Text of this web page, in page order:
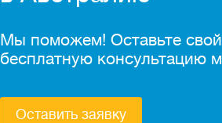
Мы поможем! Оставьте
бесплатную консультацию
Оставить заявку